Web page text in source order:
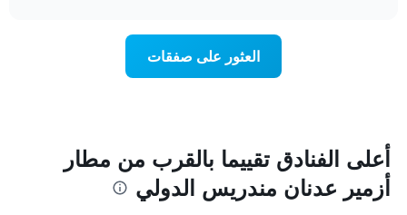
محور
الذي
العثور على صفقات
أعلى الفنادق تقييما بالقرب من مطار
أزمير عدنان مندريس الدولي